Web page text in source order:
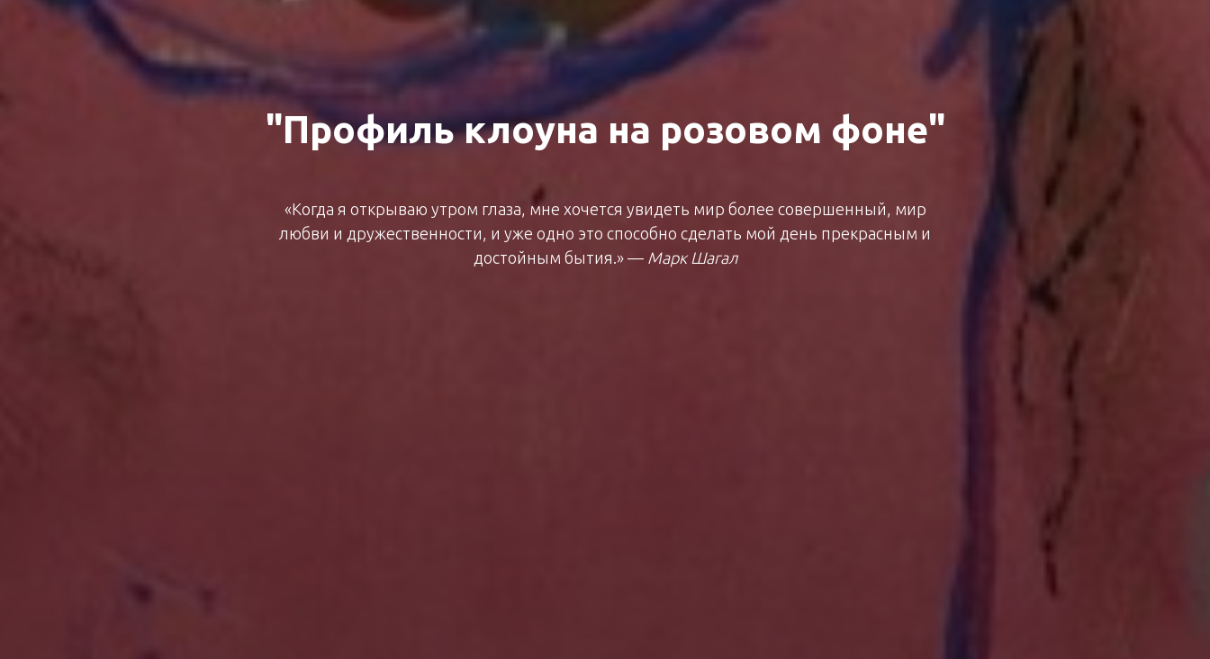
"Профиль клоуна на розовом фоне"
«Когда я открываю утром глаза, мне хочется увидеть мир более совершенный, мир
любви и дружественности, и уже одно это способно сделать мой день прекрасным и
достойным бытия.» — Марк Шагал